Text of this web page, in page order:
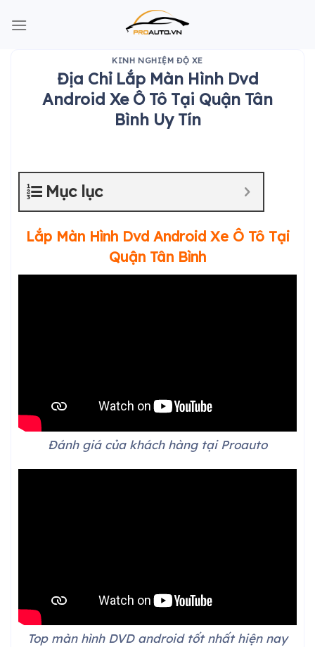
KINH NGHIỆM ĐỘ XE
Địa Chỉ Lắp Màn Hình Dvd
Android Xe Ô Tô Tại Quận Tân
Bình Uy Tín
Mục lục
Lắp Màn Hình Dvd Android Xe Ô Tô Tại
Quận Tân Bình
Đánh giá của khách hàng tại Proauto
Top màn hình DVD android tốt nhất hiện nay